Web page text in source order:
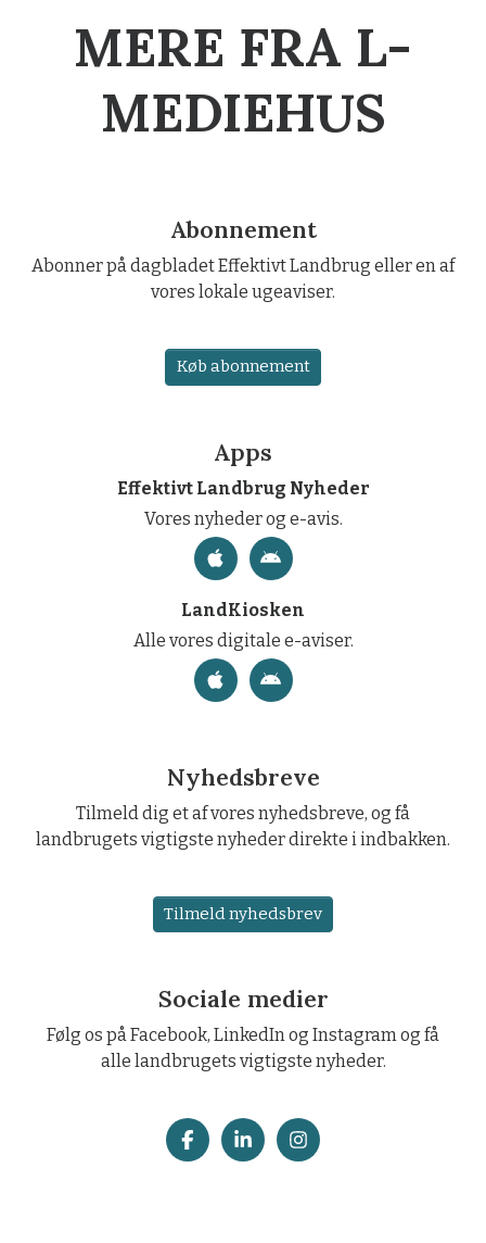
MERE FRA L-
MEDIEHUS
Abonnement
Abonner på dagbladet Effektivt Landbrug eller en af
vores lokale ugeaviser.
Køb abonnement
Apps
Effektivt Landbrug Nyheder
Vores nyheder og e-avis.
LandKiosken
Alle vores digitale e-aviser.
Nyhedsbreve
Tilmeld dig et af vores nyhedsbreve, og få
landbrugets vigtigste nyheder direkte i indbakken.
Tilmeld nyhedsbrev
Sociale medier
Følg os på Facebook, LinkedIn og Instagram og få
alle landbrugets vigtigste nyheder.